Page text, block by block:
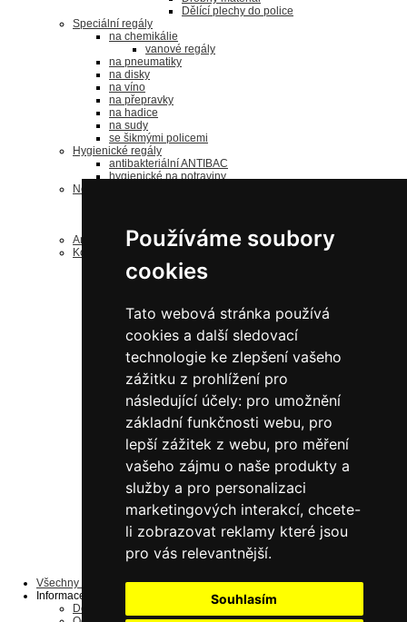
Používáme soubory
cookies
Tato webová stránka používá
cookies a další sledovací
technologie ke zlepšení vašeho
zážitku z prohlížení pro
následující účely: pro umožnění
základní funkčnosti webu, pro
lepší zážitek z webu, pro měření
vašeho zájmu o naše produkty a
služby a pro personalizaci
marketingových interakcí, chcete-
li zobrazovat reklamy které jsou
pro vás relevantnější.
Souhlasím
Dělící plechy do police
Speciální regály
na chemikálie
vanové regály
na pneumatiky
na disky
na víno
na přepravky
na hadice
na sudy
se šikmými policemi
Hygienické regály
antibakteriální ANTIBAC
hygienické na potraviny
Nerezové regály
nerezové doplňky
Antistatické regály ESD
Komponenty a díly
k bezšroubovým regálům
Náhradní rámy
ke šroubovaným regálům
Drobný materiál
Náhradní police
Jednostranné sloupky
Oboustranné sloupky
Náhradní panely
náhradní police
Pozinkované
do 125 kg/polici
do 190 kg/polici
do 200 kg/polici
do 330 kg/polici
Lakované šedé
do 125 kg/polici
do 200 kg/polici
do 350 kg/polici
do 190 kg/polici
do 240 kg/polici
Všechny produkty ...
Informace
Dopravní podmínky